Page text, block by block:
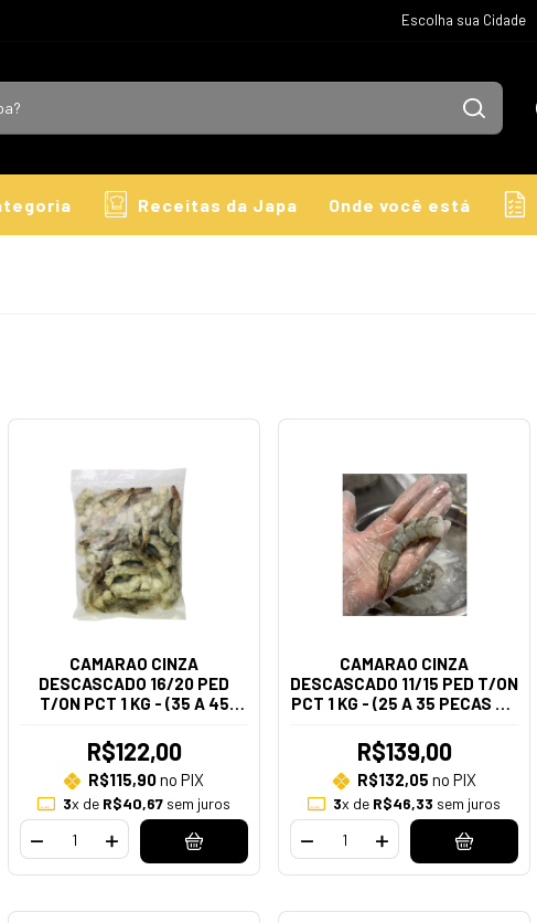
Escolha sua Cidade
Receitas da Japa Onde você está
CAMARAO CINZA
DESCASCADO 16/20 PED
T/ON PCT 1 KG - (35 A 45
R$122,00
R$115,90no PIX
3x de R$40,67sem juros
CAMARAO CINZA
DESCASCADO 11/15 PED T/ON
PCT 1 KG - (25 A 35 PECAS NO
R$139,00
R$132,05 no PIX
3x de R$46,33 sem juros